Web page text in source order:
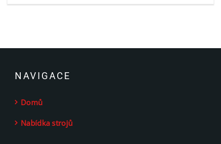
NAVIGACE
Domů
Nabídka strojů